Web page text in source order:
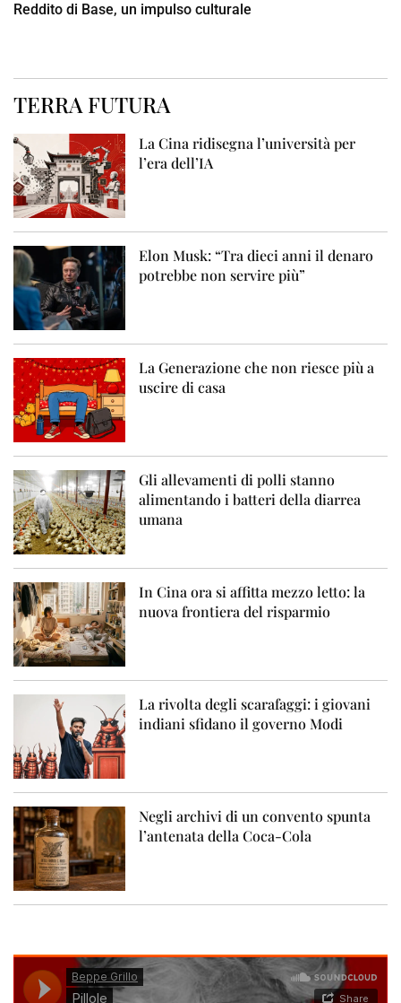
Reddito di Base, un impulso culturale
TERRA FUTURA
La Cina ridisegna l’università per
l’era dell’IA
Elon Musk: “Tra dieci anni il denaro
potrebbe non servire più”
La Generazione che non riesce più a
uscire di casa
Gli allevamenti di polli stanno
alimentando i batteri della diarrea
umana
In Cina ora si affitta mezzo letto: la
nuova frontiera del risparmio
La rivolta degli scarafaggi: i giovani
indiani sfidano il governo Modi
Negli archivi di un convento spunta
l’antenata della Coca-Cola